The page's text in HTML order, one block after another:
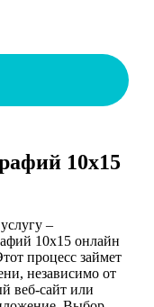
10х15
–
10х15 онлайн
процесс займет
независимо от
веб-сайт или